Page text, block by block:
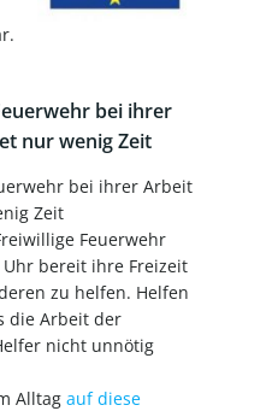
bei ihrer
nur wenig Zeit
bei ihrer Arbeit
Zeit
Feuerwehr
bereit ihre Freizeit
zu helfen. Helfen
die Arbeit der
nicht unnötig
Alltag auf diese